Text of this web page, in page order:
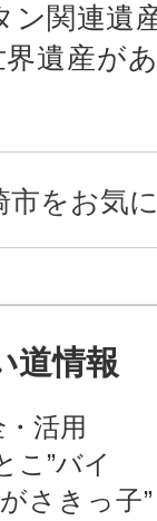
ン関連遺
遺産が
市をお気
道情報
活用
こ”バイ
さきっ子